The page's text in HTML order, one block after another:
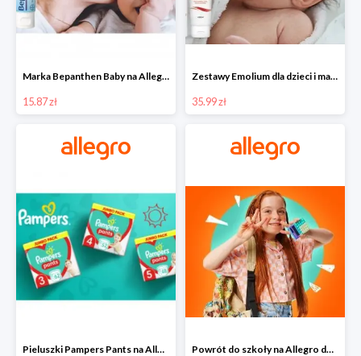
Marka Bepanthen Baby na Allegro od 15,87 zł!
15.87 zł
Zestawy Emolium dla dzieci i mam na Allegro od 35,99 zł
35.99 zł
Pieluszki Pampers Pants na Allegro od 42,90 zł Powrót do szkoły na Allegro do -40%